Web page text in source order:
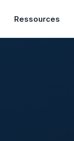
Ressources